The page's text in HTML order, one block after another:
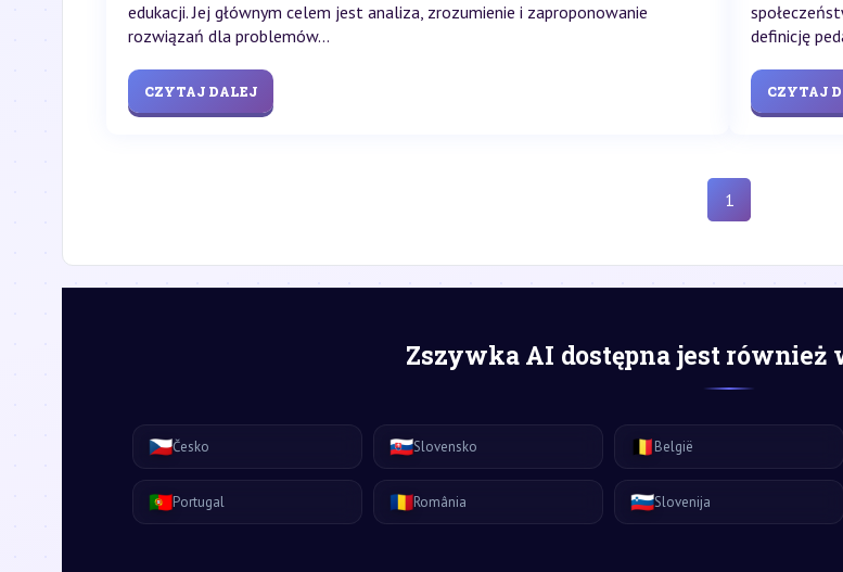
edukacji. Jej głównym celem jest analiza, zrozumienie i zaproponowanie
rozwiązań dla problemów...
CZYTAJ DALEJ
definicję
CZYTAJ
1
Zszywka AI dostępna jest
🇨🇿Česko 🇸🇰Slovensko 🇧🇪België
🇵🇹Portugal 🇷🇴România 🇸🇮Slovenija